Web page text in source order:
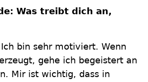
Was treibt dich an,
Ich bin sehr motiviert. Wenn
gehe ich begeistert an
Mir ist wichtig, dass in